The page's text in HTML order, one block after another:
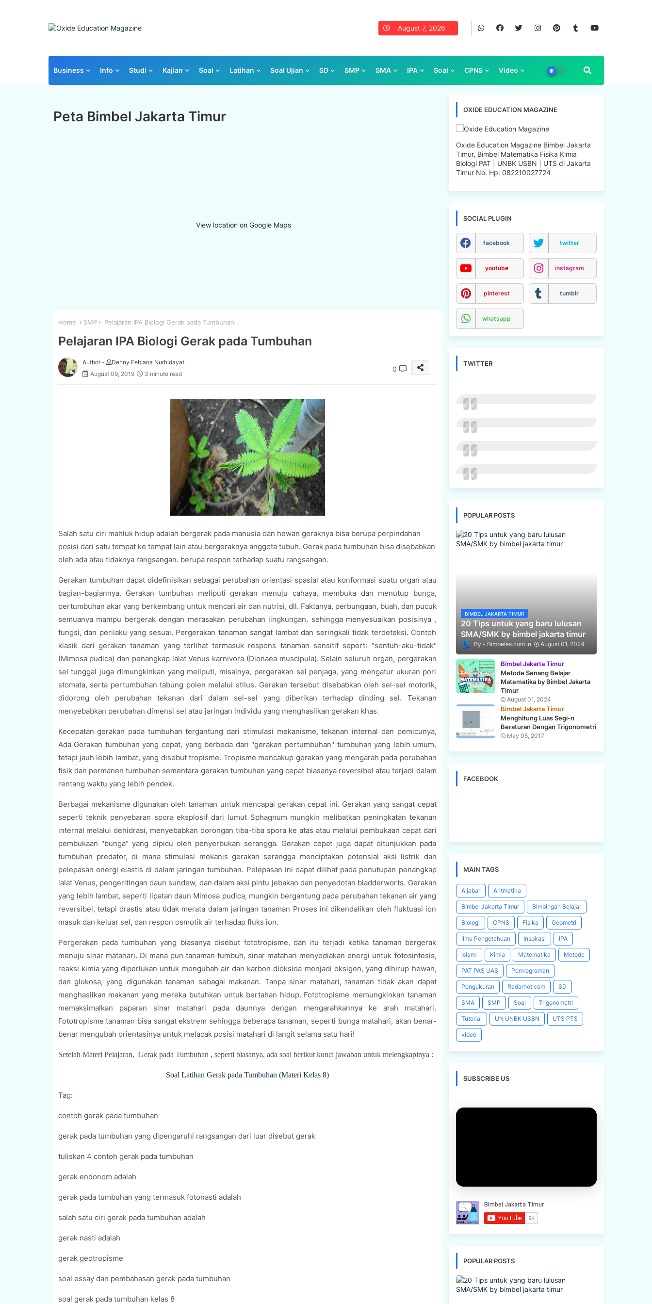
August 7, 2026
Business Info Studi Kajian Soal Latihan Soal Ujian SD SMP SMA IPA Soal CPNS Video
Peta Bimbel Jakarta Timur
View location on Google Maps
Home SMP Pelajaran IPA Biologi Gerak pada Tumbuhan
Pelajaran IPA Biologi Gerak pada Tumbuhan
Author -
Denny Febiana Nurhidayat
August 09, 2019
3 minute read
0
Salah satu ciri mahluk hidup adalah bergerak pada manusia dan hewan geraknya bisa berupa perpindahan
posisi dari satu tempat ke tempat lain atau bergeraknya anggota tubuh. Gerak pada tumbuhan bisa disebabkan
oleh ada atau tidaknya rangsangan. berupa respon terhadap suatu rangsangan.
Gerakan tumbuhan dapat didefinisikan sebagai perubahan orientasi spasial atau konformasi suatu organ atau
bagian-bagiannya. Gerakan tumbuhan meliputi gerakan menuju cahaya, membuka dan menutup bunga,
pertumbuhan akar yang berkembang untuk mencari air dan nutrisi, dll. Faktanya, perbungaan, buah, dan pucuk
semuanya mampu bergerak dengan merasakan perubahan lingkungan, sehingga menyesuaikan posisinya ,
fungsi, dan perilaku yang sesuai. Pergerakan tanaman sangat lambat dan seringkali tidak terdeteksi. Contoh
klasik dari gerakan tanaman yang terlihat termasuk respons tanaman sensitif seperti "sentuh-aku-tidak"
(Mimosa pudica) dan penangkap lalat Venus karnivora (Dionaea muscipula). Selain seluruh organ, pergerakan
sel tunggal juga dimungkinkan yang meliputi, misalnya, pergerakan sel penjaga, yang mengatur ukuran pori
stomata, serta pertumbuhan tabung polen melalui stilus. Gerakan tersebut disebabkan oleh sel-sel motorik,
didorong oleh perubahan tekanan dari dalam sel-sel yang diberikan terhadap dinding sel. Tekanan
menyebabkan perubahan dimensi sel atau jaringan individu yang menghasilkan gerakan khas.
Kecepatan gerakan pada tumbuhan tergantung dari stimulasi mekanisme, tekanan internal dan pemicunya,
Ada Gerakan tumbuhan yang cepat, yang berbeda dari "gerakan pertumbuhan" tumbuhan yang lebih umum,
tetapi jauh lebih lambat, yang disebut tropisme. Tropisme mencakup gerakan yang mengarah pada perubahan
fisik dan permanen tumbuhan sementara gerakan tumbuhan yang cepat biasanya reversibel atau terjadi dalam
rentang waktu yang lebih pendek.
Berbagai mekanisme digunakan oleh tanaman untuk mencapai gerakan cepat ini. Gerakan yang sangat cepat
seperti teknik penyebaran spora eksplosif dari lumut Sphagnum mungkin melibatkan peningkatan tekanan
internal melalui dehidrasi, menyebabkan dorongan tiba-tiba spora ke atas atau melalui pembukaan cepat dari
pembukaan "bunga" yang dipicu oleh penyerbukan serangga. Gerakan cepat juga dapat ditunjukkan pada
tumbuhan predator, di mana stimulasi mekanis gerakan serangga menciptakan potensial aksi listrik dan
pelepasan energi elastis di dalam jaringan tumbuhan. Pelepasan ini dapat dilihat pada penutupan penangkap
lalat Venus, pengeritingan daun sundew, dan dalam aksi pintu jebakan dan penyedotan bladderworts. Gerakan
yang lebih lambat, seperti lipatan daun Mimosa pudica, mungkin bergantung pada perubahan tekanan air yang
reversibel, tetapi drastis atau tidak merata dalam jaringan tanaman Proses ini dikendalikan oleh fluktuasi ion
masuk dan keluar sel, dan respon osmotik air terhadap fluks ion.
Pergerakan pada tumbuhan yang biasanya disebut fototropisme, dan itu terjadi ketika tanaman bergerak
menuju sinar matahari. Di mana pun tanaman tumbuh, sinar matahari menyediakan energi untuk fotosintesis,
reaksi kimia yang diperlukan untuk mengubah air dan karbon dioksida menjadi oksigen, yang dihirup hewan,
dan glukosa, yang digunakan tanaman sebagai makanan. Tanpa sinar matahari, tanaman tidak akan dapat
menghasilkan makanan yang mereka butuhkan untuk bertahan hidup. Fototropisme memungkinkan tanaman
memaksimalkan paparan sinar matahari pada daunnya dengan mengarahkannya ke arah matahari.
Fototropisme tanaman bisa sangat ekstrem sehingga beberapa tanaman, seperti bunga matahari, akan benar-
benar mengubah orientasinya untuk melacak posisi matahari di langit selama satu hari!
Setelah Materi Pelajaran, Gerak pada Tumbuhan , seperti biasanya, ada soal berikut kunci jawaban untuk melengkapinya :
Soal Latihan Gerak pada Tumbuhan (Materi Kelas 8)
Tag:
contoh gerak pada tumbuhan
gerak pada tumbuhan yang dipengaruhi rangsangan dari luar disebut gerak
tuliskan 4 contoh gerak pada tumbuhan
gerak endonom adalah
gerak pada tumbuhan yang termasuk fotonasti adalah
salah satu ciri gerak pada tumbuhan adalah
gerak nasti adalah
gerak geotropisme
soal essay dan pembahasan gerak pada tumbuhan
soal gerak pada tumbuhan kelas 8
OXIDE EDUCATION MAGAZINE
Oxide Education Magazine Bimbel Jakarta
Timur, Bimbel Matematika Fisika Kimia
Biologi PAT | UNBK USBN | UTS di Jakarta
Timur No. Hp: 082210027724
SOCIAL PLUGIN
facebook twitter
youtube instagram
pinterest tumblr
whatsapp
TWITTER
POPULAR POSTS
BIMBEL JAKARTA TIMUR
20 Tips untuk yang baru lulusan
SMA/SMK by bimbel jakarta timur
Bimbeles.com August 01, 2024
Bimbel Jakarta Timur
Metode Senang Belajar
Matematika by Bimbel Jakarta
Timur
August 01, 2024
Bimbel Jakarta Timur
Menghitung Luas Segi-n
Beraturan Dengan Trigonometri
May 05, 2017
FACEBOOK
MAIN TAGS
Aljabar Aritmatika
Bimbel Jakarta Timur Bimbingan Belajar
Biologi CPNS Fisika Geometri
Ilmu Pengetahuan Inspirasi IPA
Islami Kimia Matematika Metode
PAT PAS UAS Pemrograman
Pengukuran Radarhot com SD
SMA SMP Soal Trigonometri
Tutorial UN UNBK USBN UTS PTS
video
SUBSCRIBE US
POPULAR POSTS